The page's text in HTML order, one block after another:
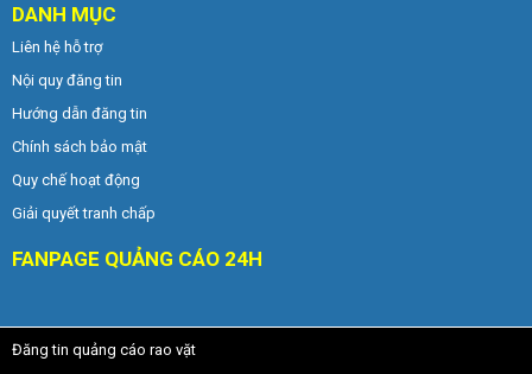
DANH MỤC
Liên hệ hỗ trợ
Nội quy đăng tin
Hướng dẫn đăng tin
Chính sách bảo mật
Quy chế hoạt động
Giải quyết tranh chấp
FANPAGE QUẢNG CÁO 24H
Đăng tin quảng cáo rao vặt